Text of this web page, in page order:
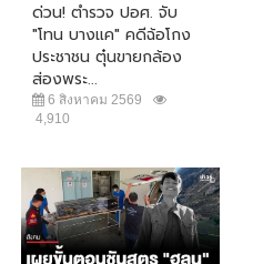
ด่วน! ตำรวจ ปอศ. จับ
"โทน บางแค" คดีฉ้อโกง
ประชาชน ตุ๋นขายกล้อง
ส่องพระ...
6 สิงหาคม 2569
4,910